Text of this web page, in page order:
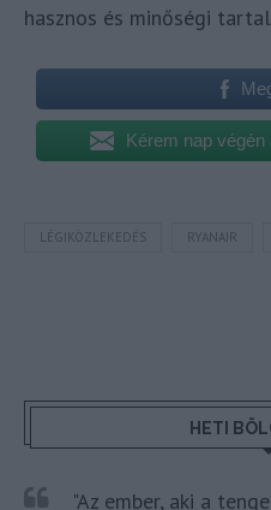
hasznos és minőségi
Kérem nap
LÉGIKÖZLEKEDÉS RYANAIR
HETI
"Az ember, aki a